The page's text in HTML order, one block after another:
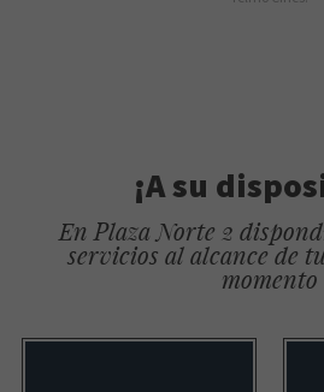
¡A su
En Plaza Norte 2
servicios al alcance de
momento